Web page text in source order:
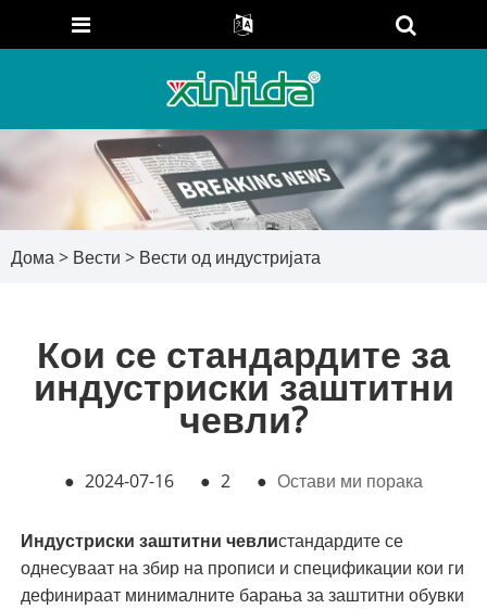
Дома> Вести > Вести од индустријата
Кои се стандардите за
индустриски заштитни
чевли?
● 2024-07-16 ● 2 ● Остави ми порака
Индустриски заштитни чевлистандардите се
однесуваат на збир на прописи и спецификации кои ги
дефинираат минималните барања за заштитни обувки